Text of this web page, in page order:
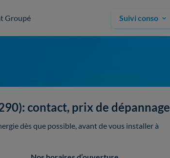
Groupé Suivi conso
contact, prix de dépannage
dès que possible, avant de vous installer à